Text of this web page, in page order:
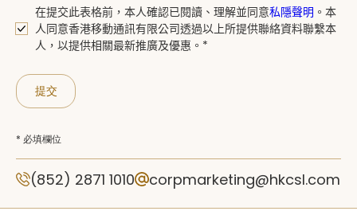
在提交此表格前，本人確認已閱讀、 理解並同意私隱聲明 。 本
人同意香港移動通訊有限公司透過以上所提供聯絡資料聯繫本
人，以提供相關最新推廣及優惠。*
提交
* 必填欄位
(852) 2871 1010 corpmarketing@hkcsl.com